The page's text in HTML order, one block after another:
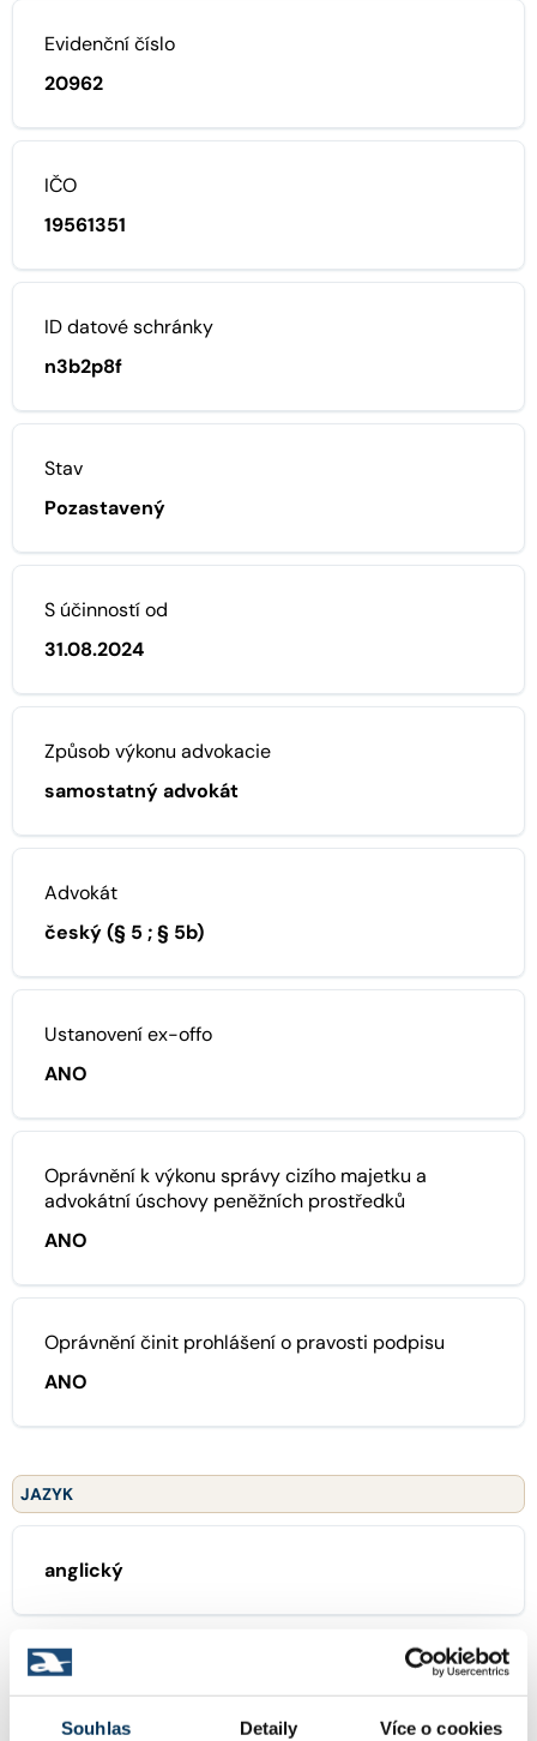
Souhlas Detaily Více o cookies
Evidenční číslo
20962
IČO
19561351
ID datové schránky
n3b2p8f
Stav
Pozastavený
S účinností od
31.08.2024
Způsob výkonu advokacie
samostatný advokát
Advokát
český (§ 5 ; § 5b)
Ustanovení ex-offo
ANO
Oprávnění k výkonu správy cizího majetku a
advokátní úschovy peněžních prostředků
ANO
Oprávnění činit prohlášení o pravosti podpisu
ANO
JAZYK
anglický
ZAMĚŘENÍ